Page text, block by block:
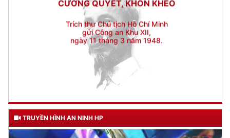
TRUYỀN HÌNH AN NINH HP